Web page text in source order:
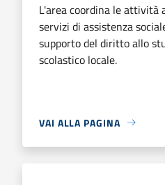
L'area coordina le attività
servizi di assistenza
supporto del diritto allo
scolastico locale.
VAI ALLA PAGINA